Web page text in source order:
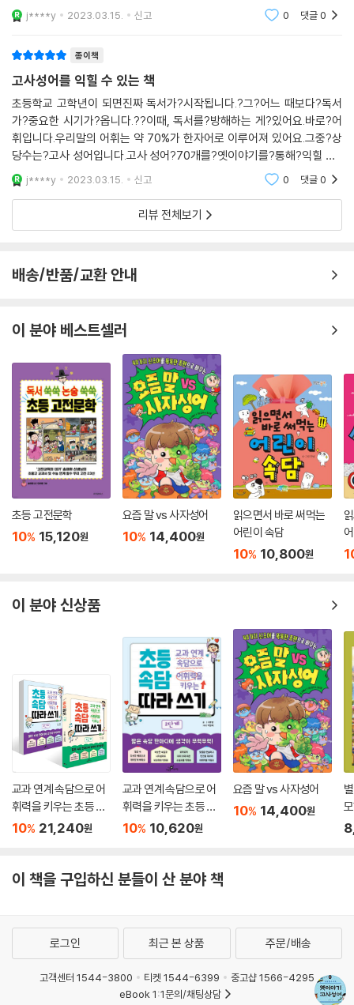
요.하루 한두 편씩 제가 읽고 아이들에게 아침식사 시간에 이야기해?줍니
다.?사람들은 늘 더?잘
j****y 2023.03.15. 신고 0 댓글0
종이책
고사성어를 익힐 수 있는 책
초등학교 고학년이 되면진짜 독서가?시작됩니다.?그?어느 때보다?독서
가?중요한 시기가?옵니다.??이때, 독서를?방해하는 게?있어요.바로?어
휘입니다.우리말의 어휘는 약 70%가 한자어로 이루어져 있어요.그중?상
당수는?고사 성어입니다.고사 성어?70개를?옛이야기를?통해?익힐 수?
있는 책이 있어요.??하루?한두 편씩?제가 읽고 아이들에게 아침식사 시
간에?이야기해?줍니다.?사람들은 늘
j****y 2023.03.15. 신고 0 댓글0
리뷰 전체보기
배송/반품/교환 안내
이 분야 베스트셀러
초등 고전문학
10% 15,120원
요즘 말 vs 사자성어
10% 14,400원
읽으면서 바로 써먹는
어린이 속담
10% 10,800원
이 분야 신상품
교과 연계 속담으로 어
휘력을 키우는 초등 속
담 따라 쓰기 1~2 단계
10% 21,240원
교과 연계 속담으로 어
휘력을 키우는 초등 속
담 따라 쓰기 2단계
10% 10,620원
요즘 말 vs 사자성어
10% 14,400원
이 책을 구입하신 분들이 산 분야 책
로그인 최근 본 상품 주문/배송
고객센터 1544-3800 티켓 1544-6399
중고샵 1566-4295
eBook 1:1문의/채팅상담